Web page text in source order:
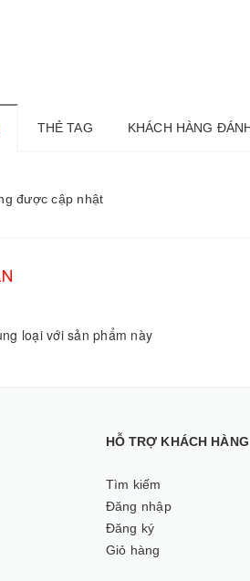
THẺ TAG KHÁCH HÀNG
được cập nhật
loại với sản phẩm này
HỖ TRỢ KHÁCH HÀNG
Tìm kiếm
Đăng nhập
Đăng ký
Giỏ hàng